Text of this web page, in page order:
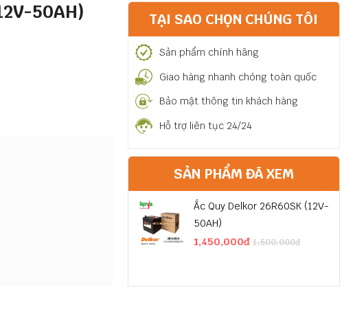
50AH) TẠI SAO CHỌN CHÚNG TÔI
Sản phẩm chính hãng
Giao hàng nhanh chóng toàn quốc
Bảo mật thông tin khách hàng
Hỗ trợ liên tục 24/24
SẢN PHẨM ĐÃ XEM
Ắc Quy Delkor 26R60SK (12V-
50AH)
1,450,000đ 1,500,000đ